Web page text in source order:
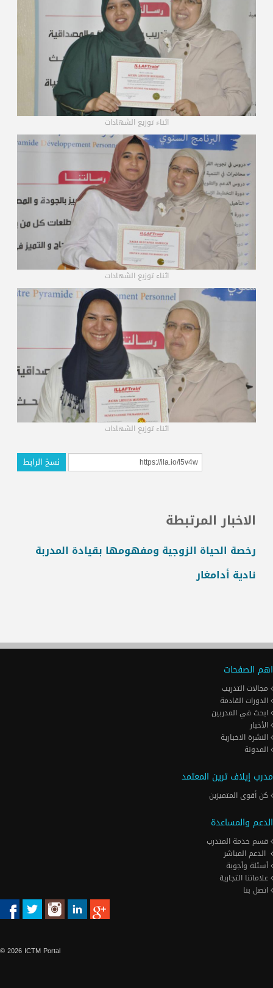
اثناء توزيع الشهادات
اثناء توزيع الشهادات
اثناء توزيع الشهادات
نسخ الرابط
الاخبار المرتبطة
رخصة الحياة الزوجية ومفهومها بقيادة المدربة
نادية أدامغار
اهم الصفحات
مجالات التدريب
الدورات القادمة
ابحث في المدربين
الأخبار
النشرة الاخبارية
المدونة
مدرب إيلاف ترين المعتمد
كن أقوى المتميزين
الدعم والمساعدة
قسم خدمة المتدرب
الدعم المباشر
أسئلة وأجوبة
علاماتنا التجارية
اتصل بنا
© 2026 ICTM Portal